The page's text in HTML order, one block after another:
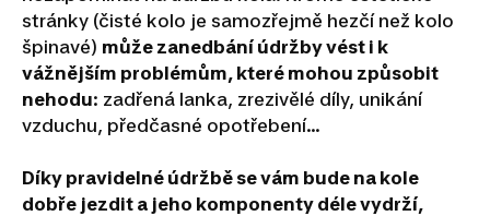
stránky (čisté kolo je samozřejmě hezčí než kolo
špinavé) může zanedbání údržby vést i k
vážnějším problémům, které mohou způsobit
nehodu: zadřená lanka, zrezivělé díly, unikání
vzduchu, předčasné opotřebení…
Díky pravidelné údržbě se vám bude na kole
dobře jezdit a jeho komponenty déle vydrží,